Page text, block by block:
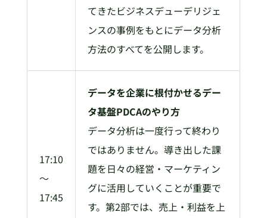
てきたビジネスデューデリジェ
ンスの事例をもとにデータ分析
方法のすべてを公開します。
17:10
～
17:45
データを企業に根付かせるデー
タ基盤PDCAのやり方
データ分析は一度行って終わり
ではありません。導き出した課
題を日々の経営・マーケティン
グに活用していくことが重要で
す。第2部では、売上・利益を上